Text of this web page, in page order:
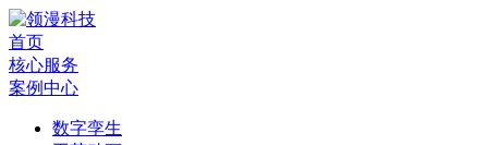
首页
核心服务
案例中心
数字孪生